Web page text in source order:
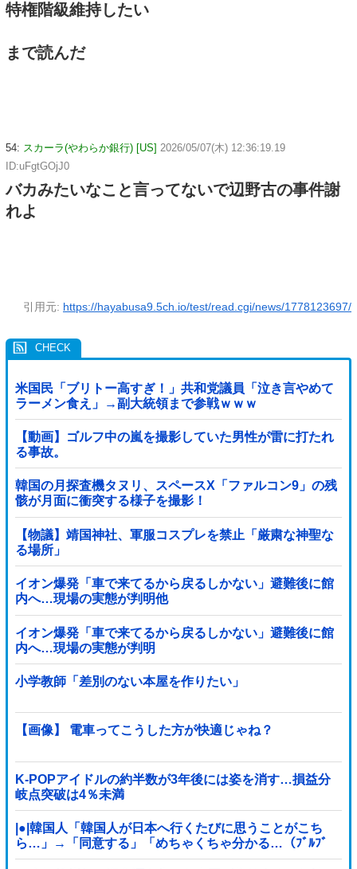
特権階級維持したい
まで読んだ
54: スカーラ(やわらか銀行) [US] 2026/05/07(木) 12:36:19.19
ID:uFgtGOjJ0
バカみたいなこと言ってないで辺野古の事件謝
れよ
引用元: https://hayabusa9.5ch.io/test/read.cgi/news/1778123697/
米国民「ブリトー高すぎ！」共和党議員「泣き言やめて
ラーメン食え」→副大統領まで参戦ｗｗｗ
【動画】ゴルフ中の嵐を撮影していた男性が雷に打たれ
る事故。
韓国の月探査機タヌリ、スペースX「ファルコン9」の残
骸が月面に衝突する様子を撮影！
【物議】靖国神社、軍服コスプレを禁止「厳粛な神聖な
る場所」
イオン爆発「車で来てるから戻るしかない」避難後に館
内へ…現場の実態が判明他
イオン爆発「車で来てるから戻るしかない」避難後に館
内へ…現場の実態が判明
小学教師「差別のない本屋を作りたい」
【画像】 電車ってこうした方が快適じゃね？
K-POPアイドルの約半数が3年後には姿を消す…損益分
岐点突破は4％未満
|●|韓国人「韓国人が日本へ行くたびに思うことがこち
ら…」→「同意する」「めちゃくちゃ分かる…（ﾌﾞﾙﾌﾞ
ﾙ」＝韓国の反応